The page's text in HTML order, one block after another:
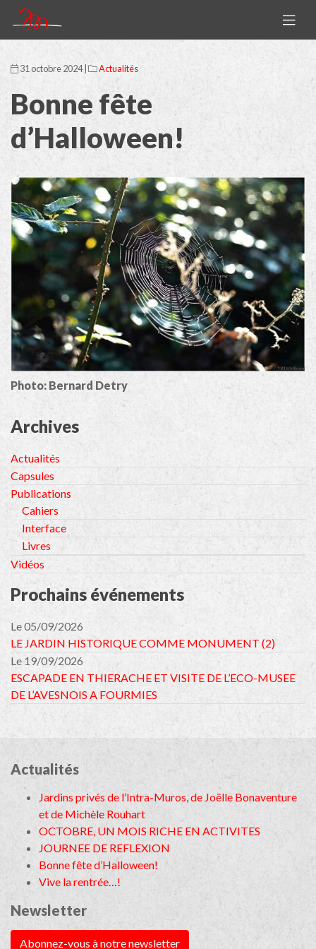
31 octobre 2024 | Actualités
Bonne fête
d’Halloween!
Photo: Bernard Detry
Archives
Actualités
Capsules
Publications
Cahiers
Interface
Livres
Vidéos
Prochains événements
Le 05/09/2026
LE JARDIN HISTORIQUE COMME MONUMENT (2)
Le 19/09/2026
ESCAPADE EN THIERACHE ET VISITE DE L’ECO-MUSEE
DE L’AVESNOIS A FOURMIES
Actualités
Jardins privés de l’Intra-Muros, de Joëlle Bonaventure
et de Michèle Rouhart
OCTOBRE, UN MOIS RICHE EN ACTIVITES
JOURNEE DE REFLEXION
Bonne fête d’Halloween!
Vive la rentrée…!
Newsletter
Abonnez-vous à notre newsletter